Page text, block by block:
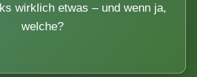
wirklich etwas – und wenn ja,
welche?